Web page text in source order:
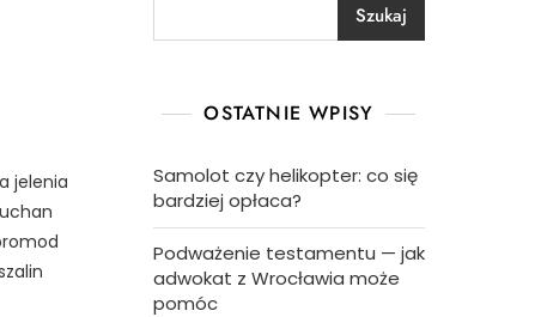
jelenia
Szukaj
OSTATNIE WPISY
Samolot czy helikopter: co się
bardziej opłaca?
Podważenie testamentu — jak
adwokat z Wrocławia może
pomóc